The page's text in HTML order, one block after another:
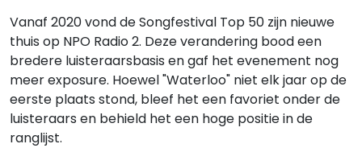
Vanaf 2020 vond de Songfestival Top 50 zijn nieuwe
thuis op NPO Radio 2. Deze verandering bood een
bredere luisteraarsbasis en gaf het evenement nog
meer exposure. Hoewel "Waterloo" niet elk jaar op de
eerste plaats stond, bleef het een favoriet onder de
luisteraars en behield het een hoge positie in de
ranglijst.